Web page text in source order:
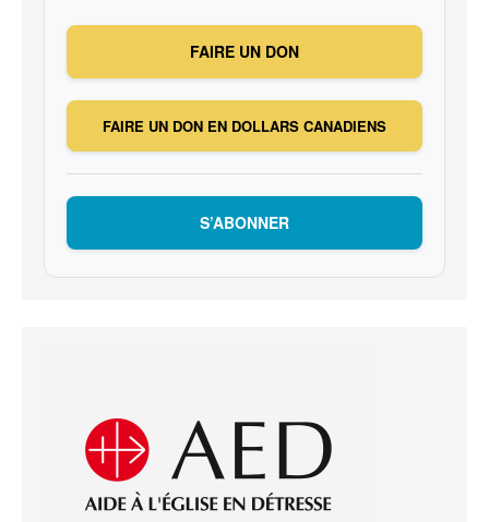
FAIRE UN DON
FAIRE UN DON EN DOLLARS CANADIENS
S’ABONNER